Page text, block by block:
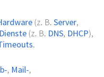
(z. B. Server,
Dienste (z. B. DNS, DHCP),
.
, Mail-,